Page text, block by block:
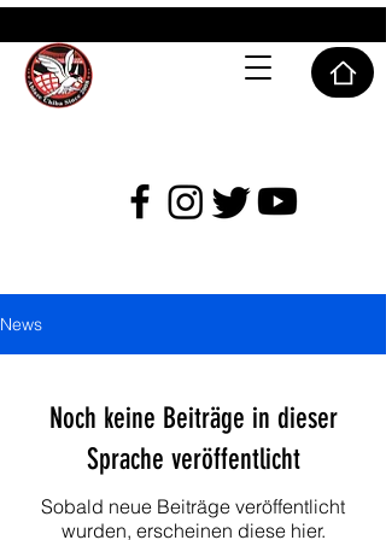
News
Noch keine Beiträge in dieser
Sprache veröffentlicht
Sobald neue Beiträge veröffentlicht
wurden, erscheinen diese hier.